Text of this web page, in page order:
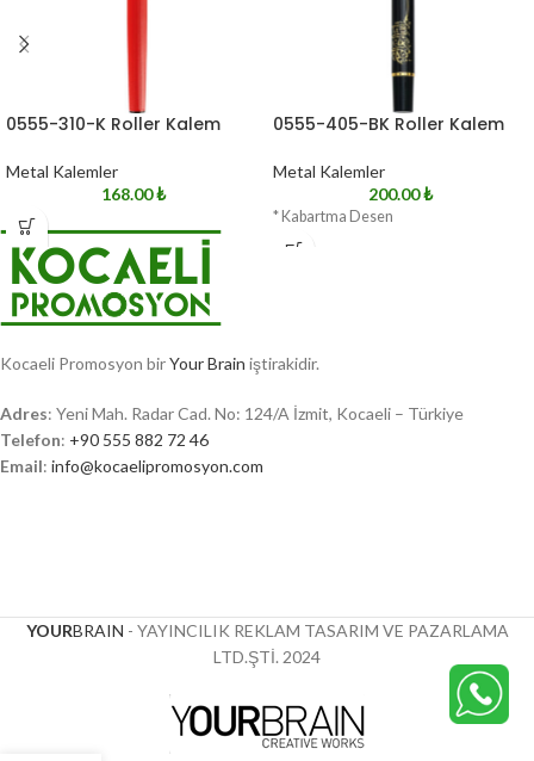
0555-310-K Roller Kalem
Metal Kalemler
168.00₺
0555-405-BK Roller Kalem
Metal Kalemler
200.00₺
* Kabartma Desen
Kocaeli Promosyon birYour Brain iştirakidir.
Adres: Yeni Mah. Radar Cad. No: 124/A İzmit, Kocaeli – Türkiye
Telefon: +90 555 882 72 46
Email: info@kocaelipromosyon.com
YOURBRAIN - YAYINCILIK REKLAM TASARIM VE PAZARLAMA
LTD.ŞTİ. 2024